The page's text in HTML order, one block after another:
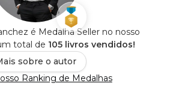
é Medalha Seller no nosso
total de 105 livros vendidos!
sobre o autor
Ranking de Medalhas